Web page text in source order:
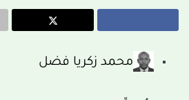
محمد زكريا فضل